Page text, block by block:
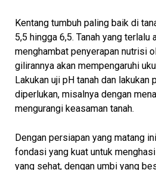
Kentang tumbuh paling baik di
5,5 hingga 6,5. Tanah yang terlalu
menghambat penyerapan nutrisi
gilirannya akan mempengaruhi
Lakukan uji pH tanah dan lakukan
diperlukan, misalnya dengan
mengurangi keasaman tanah.
Dengan persiapan yang matang
fondasi yang kuat untuk
yang sehat, dengan umbi yang